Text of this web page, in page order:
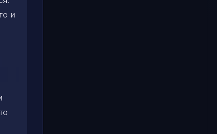
и